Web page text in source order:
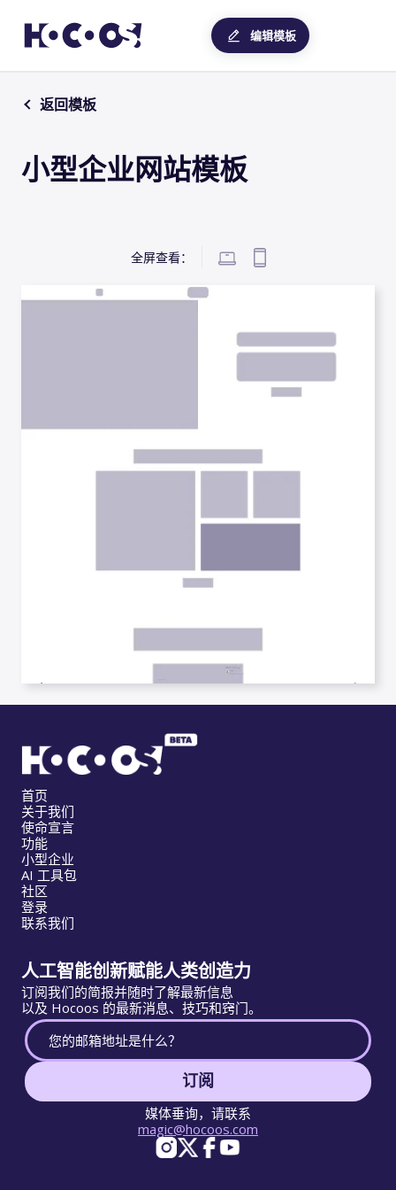
编辑模板
返回模板
小型企业网站模板
全屏查看：
首页
关于我们
使命宣言
功能
小型企业
AI 工具包
社区
登录
联系我们
人工智能创新赋能人类创造力
订阅我们的简报并随时了解最新信息
以及 Hocoos 的最新消息、技巧和窍门。
订阅
媒体垂询，请联系
magic@hocoos.com